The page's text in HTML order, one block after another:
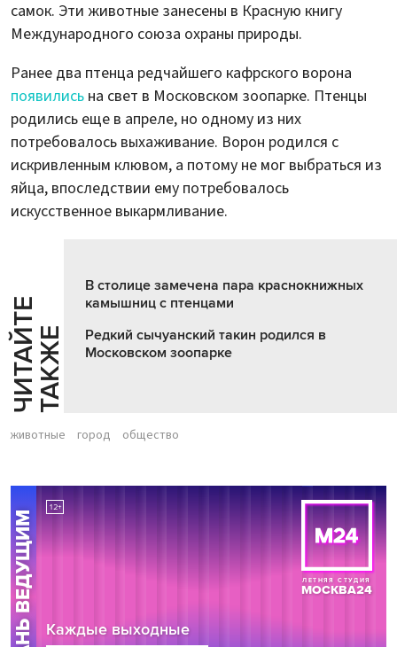
самок. Эти животные занесены в Красную книгу
Международного союза охраны природы.
Ранее два птенца редчайшего кафрского ворона
появились на свет в Московском зоопарке. Птенцы
родились еще в апреле, но одному из них
потребовалось выхаживание. Ворон родился с
искривленным клювом, а потому не мог выбраться из
яйца, впоследствии ему потребовалось
искусственное выкармливание.
Ч
И
Т
АЙ
Т
Е
Т
А
К
ЖЕ
В столице замечена пара краснокнижных
камышниц с птенцами
Редкий сычуанский такин родился в
Московском зоопарке
животные город общество